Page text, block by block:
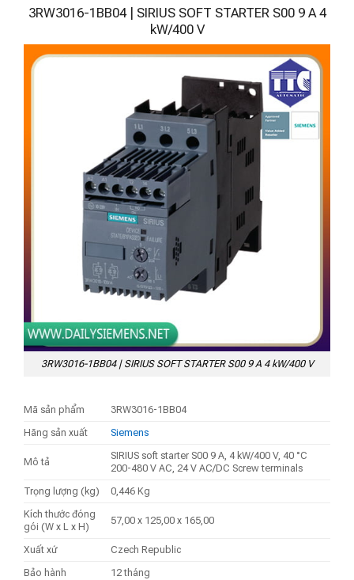
3RW3016-1BB04 | SIRIUS SOFT STARTER S00 9 A 4
kW/400 V
3RW3016-1BB04 | SIRIUS SOFT STARTER S00 9 A 4 kW/400 V
Mã sản phẩm
3RW3016-1BB04
Hãng sản xuất
Siemens
Mô tả
SIRIUS soft starter S00 9 A, 4 kW/400 V, 40 °C
200-480 V AC, 24 V AC/DC Screw terminals
Trọng lượng (kg)
0,446 Kg
Kích thước đóng
gói (W x L x H)
57,00 x 125,00 x 165,00
Xuất xứ
Czech Republic
Bảo hành
12 tháng